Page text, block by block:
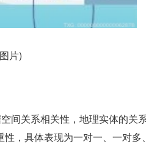
片)
间关系相关性，地理实体的关
，具体表现为一对一、一对多